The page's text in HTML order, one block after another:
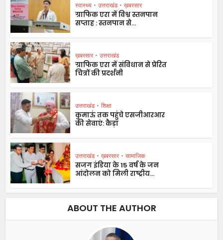
स्वास्थ्य • उत्तराखंड • ख़बरसार
ग्राफिक एरा में विश्व स्तनपान
सप्ताह : स्तनपान से...
ख़बरसार • उत्तराखंड
ग्राफिक एरा में संविधान से प्रेरित
चित्रों की प्रदर्शनी
उत्तराखंड • शिक्षा
कुमाऊं तक पहुंचे एसजीआरआर
की सेवाएं: कैड़ा
उत्तराखंड • ख़बरसार • सामाजिक
सजग इंडिया के 15 वर्ष के जन
आंदोलन को मिली राष्ट्रीय...
ABOUT THE AUTHOR